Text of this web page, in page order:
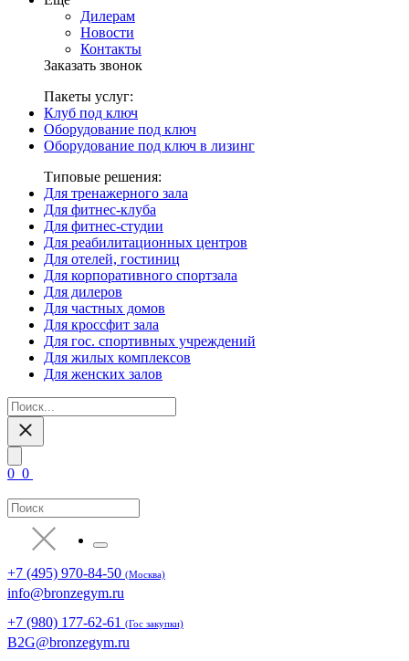
Дилерам
Новости
Контакты
Заказать звонок
Пакеты услуг:
Клуб под ключ
Оборудование под ключ
Оборудование под ключ в лизинг
Типовые решения:
Для тренажерного зала
Для фитнес-клуба
Для фитнес-студии
Для реабилитационных центров
Для отелей, гостиниц
Для корпоративного спортзала
Для дилеров
Для частных домов
Для кроссфит зала
Для гос. спортивных учреждений
Для жилых комплексов
Для женских залов
0 0
+7 (495) 970-84-50 (Москва)
info@bronzegym.ru
+7 (980) 177-62-61 (Гос закупки)
B2G@bronzegym.ru